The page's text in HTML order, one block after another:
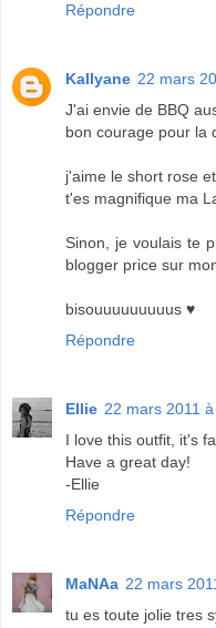
Répondre
Kallyane 22 mars
J'ai envie de BBQ
bon courage pour la
j'aime le short rose
t'es magnifique ma
Sinon, je voulais te
blogger price sur
bisouuuuuuuuus ♥
Répondre
Ellie 22 mars 2011
I love this outfit, it's
Have a great day!
-Ellie
Répondre
MaNAa 22 mars
tu es toute jolie tres